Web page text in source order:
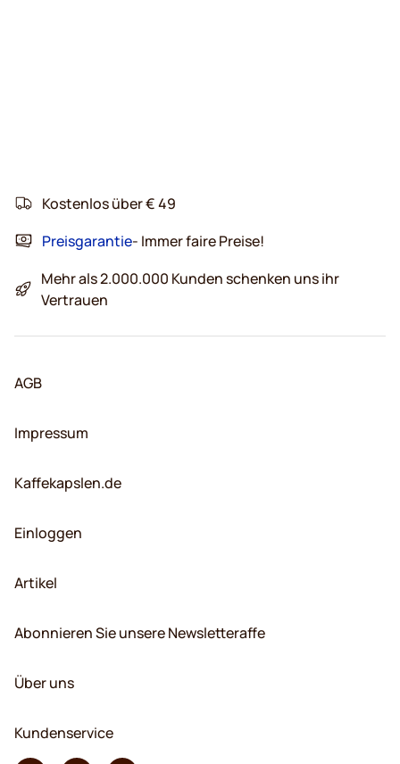
Kostenlos über € 49
Preisgarantie- Immer faire Preise!
Mehr als 2.000.000 Kunden schenken uns ihr
Vertrauen
AGB
Impressum
Kaffekapslen.de
Einloggen
Artikel
Abonnieren Sie unsere Newsletteraffe
Über uns
Kundenservice